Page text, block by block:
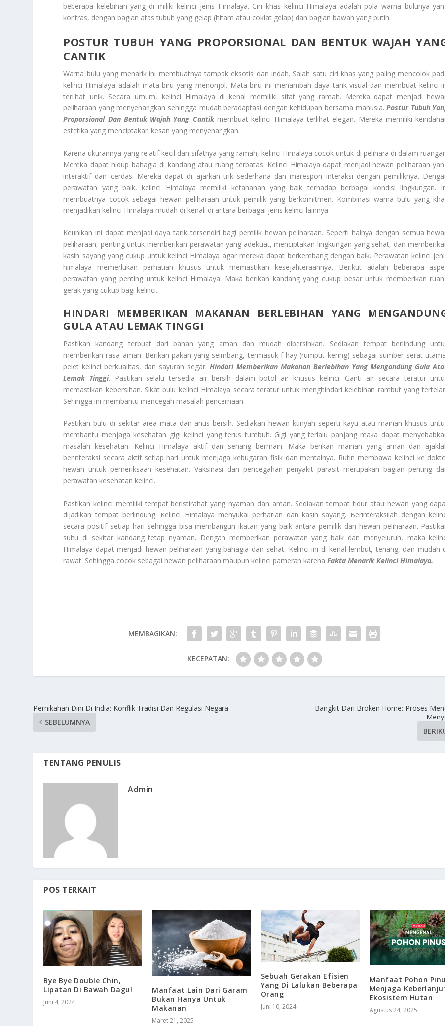
beberapa kelebihan yang di miliki kelinci jenis Himalaya. Ciri khas kelinci Himalaya adalah pola warna bulunya
kontras, dengan bagian atas tubuh yang gelap (hitam atau coklat gelap) dan bagian bawah yang putih.
POSTUR TUBUH YANG PROPORSIONAL DAN BENTUK WAJAH
CANTIK
Warna bulu yang menarik ini membuatnya tampak eksotis dan indah. Salah satu ciri khas yang paling mencolok
kelinci Himalaya adalah mata biru yang menonjol. Mata biru ini menambah daya tarik visual dan membuat kelinci
terlihat unik. Secara umum, kelinci Himalaya di kenal memiliki sifat yang ramah. Mereka dapat menjadi
peliharaan yang menyenangkan sehingga mudah beradaptasi dengan kehidupan bersama manusia.Postur Tubuh
Proporsional Dan Bentuk Wajah Yang Cantikmembuat kelinci Himalaya terlihat elegan. Mereka memiliki
estetika yang menciptakan kesan yang menyenangkan.
Karena ukurannya yang relatif kecil dan sifatnya yang ramah, kelinci Himalaya cocok untuk di pelihara di dalam
Mereka dapat hidup bahagia di kandang atau ruang terbatas. Kelinci Himalaya dapat menjadi hewan peliharaan
interaktif dan cerdas. Mereka dapat di ajarkan trik sederhana dan merespon interaksi dengan pemiliknya.
perawatan yang baik, kelinci Himalaya memiliki ketahanan yang baik terhadap berbagai kondisi lingkungan.
membuatnya cocok sebagai hewan peliharaan untuk pemilik yang berkomitmen. Kombinasi warna bulu yang
menjadikan kelinci Himalaya mudah di kenali di antara berbagai jenis kelinci lainnya.
Keunikan ini dapat menjadi daya tarik tersendiri bagi pemilik hewan peliharaan. Seperti halnya dengan semua
peliharaan, penting untuk memberikan perawatan yang adekuat, menciptakan lingkungan yang sehat, dan
kasih sayang yang cukup untuk kelinci Himalaya agar mereka dapat berkembang dengan baik. Perawatan kelinci
himalaya memerlukan perhatian khusus untuk memastikan kesejahteraannya. Berikut adalah beberapa
perawatan yang penting untuk kelinci Himalaya. Maka berikan kandang yang cukup besar untuk memberikan
gerak yang cukup bagi kelinci.
HINDARI MEMBERIKAN MAKANAN BERLEBIHAN YANG
GULA ATAU LEMAK TINGGI
Pastikan kandang terbuat dari bahan yang aman dan mudah dibersihkan. Sediakan tempat berlindung
memberikan rasa aman. Berikan pakan yang seimbang, termasuk f hay (rumput kering) sebagai sumber serat
pelet kelinci berkualitas, dan sayuran segar. Hindari Memberikan Makanan Berlebihan Yang Mengandung Gula
Lemak Tinggi. Pastikan selalu tersedia air bersih dalam botol air khusus kelinci. Ganti air secara teratur
memastikan kebersihan. Sikat bulu kelinci Himalaya secara teratur untuk menghindari kelebihan rambut yang
Sehingga ini membantu mencegah masalah pencernaan.
Pastikan bulu di sekitar area mata dan anus bersih. Sediakan hewan kunyah seperti kayu atau mainan khusus
membantu menjaga kesehatan gigi kelinci yang terus tumbuh. Gigi yang terlalu panjang maka dapat
masalah kesehatan. Kelinci Himalaya aktif dan senang bermain. Maka berikan mainan yang aman dan
berinteraksi secara aktif setiap hari untuk menjaga kebugaran fisik dan mentalnya. Rutin membawa kelinci ke
hewan untuk pemeriksaan kesehatan. Vaksinasi dan pencegahan penyakit parasit merupakan bagian penting
perawatan kesehatan kelinci.
Pastikan kelinci memiliki tempat beristirahat yang nyaman dan aman. Sediakan tempat tidur atau hewan yang
dijadikan tempat berlindung. Kelinci Himalaya menyukai perhatian dan kasih sayang. Berinteraksilah dengan
secara positif setiap hari sehingga bisa membangun ikatan yang baik antara pemilik dan hewan peliharaan.
suhu di sekitar kandang tetap nyaman. Dengan memberikan perawatan yang baik dan menyeluruh, maka
Himalaya dapat menjadi hewan peliharaan yang bahagia dan sehat. Kelinci ini di kenal lembut, tenang, dan mudah
rawat. Sehingga cocok sebagai hewan peliharaan maupun kelinci pameran karenaFakta Menarik Kelinci Himalaya.
MEMBAGIKAN:
KECEPATAN:
Pernikahan Dini Di India: Konflik Tradisi Dan Regulasi Negara
SEBELUMNYA
Bangkit Dari Broken Home: Proses
TENTANG PENULIS
Admin
POS TERKAIT
Bye Bye Double Chin,
Lipatan Di Bawah Dagu!
Juni 4, 2024
Manfaat Lain Dari Garam
Bukan Hanya Untuk
Makanan
Maret 21, 2025
Sebuah Gerakan Efisien
Yang Di Lalukan Beberapa
Orang
Juni 10, 2024
Manfaat Pohon
Menjaga
Ekosistem Hutan
Agustus 24, 2025